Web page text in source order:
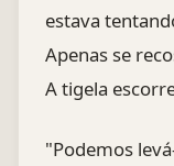
estava
Apenas se
A tigela
"Podemos